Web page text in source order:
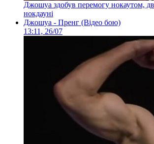
Джошуа здобув перемогу нокаутом,
нокдауні
Джошуа - Пренг (Відео бою)
13:11, 26/07